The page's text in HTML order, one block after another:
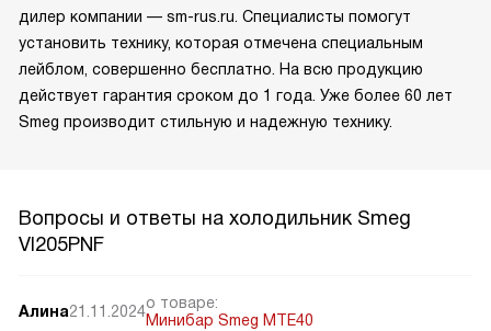
дилер компании — sm-rus.ru. Специалисты помогут
установить технику, которая отмечена специальным
лейблом, совершенно бесплатно. На всю продукцию
действует гарантия сроком до 1 года. Уже более 60 лет
Smeg производит стильную и надежную технику.
Вопросы и ответы на холодильник Smeg
VI205PNF
Алина21.11.2024о товаре:
Минибар Smeg MTE40